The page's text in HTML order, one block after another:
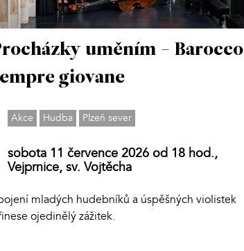
uměním - Barocco
giovane
Akce Hudba Plzeň sever
sobota 11 července 2026 od 18 hod.,
Vejprnice, sv. Vojtěcha
mladých hudebníků a úspěšných violistek
ojedinělý zážitek.